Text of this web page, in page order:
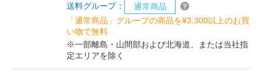
送料グループ：
通常商品
「通常商品」グループの商品を¥3,300以上のお買
い物で無料
※一部離島・山間部および北海道、または当社指
定エリアを除く